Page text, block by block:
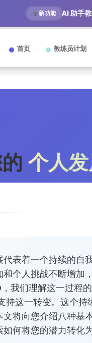
新功能 AI 助手
首页 教练员计划
个人
代表着一个持续的自
和个人挑战不断增加
，我们理解这一过程
持这一转变。这个持
文将向您介绍八种基
何将您的潜力转化